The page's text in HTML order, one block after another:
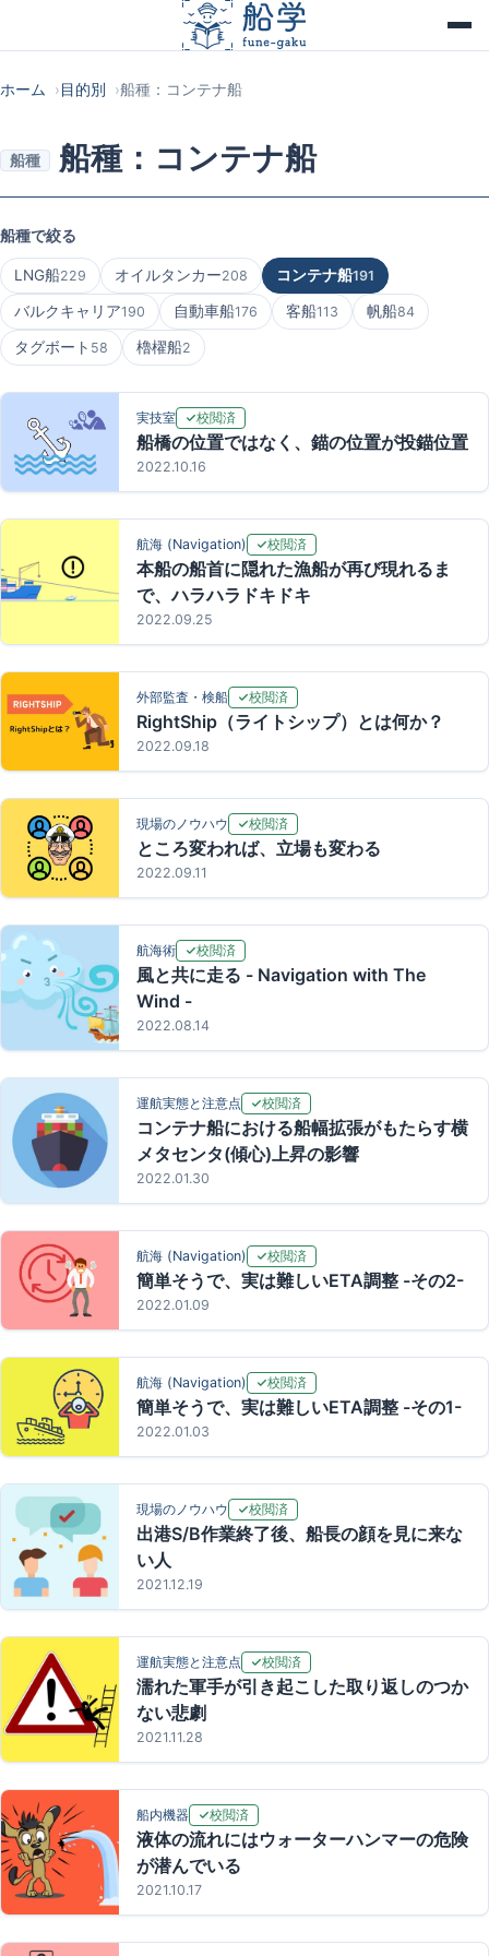
ホーム 目的別 船種：コンテナ船
船種 船種：コンテナ船
船種で絞る
LNG船229 オイルタンカー208 コンテナ船191
バルクキャリア190 自動車船176 客船113 帆船84
タグボート 58 櫓櫂船2
実技室 校閲済
船橋の位置ではなく、錨の位置が投錨位置
2022.10.16
航海 (Navigation) 校閲済
本船の船首に隠れた漁船が再び現れるま
で、ハラハラドキドキ
2022.09.25
外部監査・検船 校閲済
RightShip（ライトシップ）とは何か？
2022.09.18
現場のノウハウ 校閲済
ところ変われば、立場も変わる
2022.09.11
航海術 校閲済
風と共に走る - Navigation with The
Wind -
2022.08.14
運航実態と注意点 校閲済
コンテナ船における船幅拡張がもたらす横
メタセンタ(傾心)上昇の影響
2022.01.30
航海 (Navigation) 校閲済
簡単そうで、実は難しいETA調整 -その2-
2022.01.09
航海 (Navigation) 校閲済
簡単そうで、実は難しいETA調整 -その1-
2022.01.03
現場のノウハウ 校閲済
出港S/B作業終了後、船長の顔を見に来な
い人
2021.12.19
運航実態と注意点 校閲済
濡れた軍手が引き起こした取り返しのつか
ない悲劇
2021.11.28
船内機器 校閲済
液体の流れにはウォーターハンマーの危険
が潜んでいる
2021.10.17